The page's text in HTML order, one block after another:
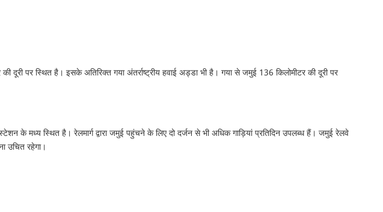
पर स्थित है। इसके अतिरिक्त गया अंतर्राष्ट्रीय हवाई अड्डा भी है। गया से जमुई 136 किलोमीटर की दूरी पर
के मध्य स्थित है। रेलमार्ग द्वारा जमुई पहुंचने के लिए दो दर्जन से भी अधिक गाड़ियां प्रतिदिन उपलब्ध हैं। जमुई रेलवे
उचित रहेगा।